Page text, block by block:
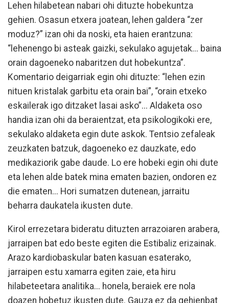
Lehen hilabetean nabari ohi dituzte hobekuntza
gehien. Osasun etxera joatean, lehen galdera “zer
moduz?” izan ohi da noski, eta haien erantzuna:
“lehenengo bi asteak gaizki, sekulako agujetak... baina
orain dagoeneko nabaritzen dut hobekuntza”.
Komentario deigarriak egin ohi dituzte: “lehen ezin
nituen kristalak garbitu eta orain bai”, “orain etxeko
eskailerak igo ditzaket lasai asko”... Aldaketa oso
handia izan ohi da beraientzat, eta psikologikoki ere,
sekulako aldaketa egin dute askok. Tentsio zefaleak
zeuzkaten batzuk, dagoeneko ez dauzkate, edo
medikaziorik gabe daude. Lo ere hobeki egin ohi dute
eta lehen alde batek mina ematen bazien, ondoren ez
die ematen... Hori sumatzen dutenean, jarraitu
beharra daukatela ikusten dute.
Kirol errezetara bideratu dituzten arrazoiaren arabera,
jarraipen bat edo beste egiten die Estibaliz erizainak.
Arazo kardiobaskular baten kasuan esaterako,
jarraipen estu xamarra egiten zaie, eta hiru
hilabeteetara analitika... honela, beraiek ere nola
doazen hobetuz ikusten dute. Gauza ez da gehienbat